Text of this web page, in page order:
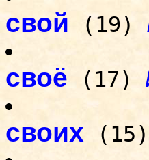
свой (19)
своё (17)
своих (15)